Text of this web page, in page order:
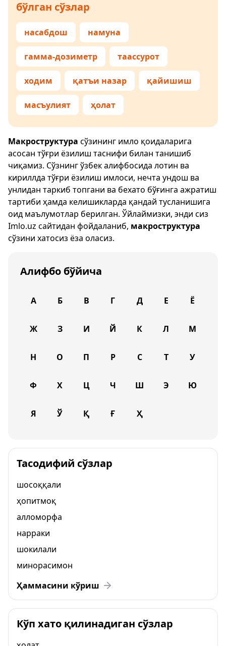
бўлган сўзлар
насабдош намуна
гамма-дозиметр таассурот
ходим қатъи назар қайишиш
масъулият ҳолат
Макроструктура сўзининг имло қоидаларига
асосан тўғри ёзилиш таснифи билан танишиб
чиқамиз. Сўзнинг ўзбек алифбосида лотин ва
кириллда тўғри ёзилиш имлоси, нечта ундош ва
унлидан таркиб топгани ва бехато бўғинга ажратиш
тартиби ҳамда келишикларда қандай тусланишига
оид маълумотлар берилган. Ўйлаймизки, энди сиз
Imlo.uz сайтидан фойдаланиб, макроструктура
сўзини хатосиз ёза оласиз.
Алифбо бўйича
А Б В Г Д Е Ё
Ж З И Й К Л М
Н О П Р С Т У
Ф Х Ц Ч Ш Э Ю
Я Ў Қ Ғ Ҳ
Тасодифий сўзлар
шосоққали
ҳопитмоқ
алломорфа
нарраки
шокилали
минорасимон
Ҳаммасини кўриш
Кўп хато қилинадиган сўзлар